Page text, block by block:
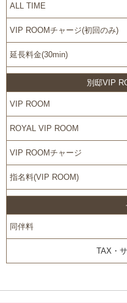
ALL TIME
VIP ROOMチャージ(初回のみ)
延長料金(30min)
別邸VIP
VIP ROOM
ROYAL VIP ROOM
VIP ROOMチャージ
指名料(VIP ROOM)
同伴料
TAX・